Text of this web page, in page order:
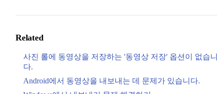
Related
사진 롤에 동영상을 저장하는 '동영상 저장' 옵션이 없습
다.
Android에서 동영상을 내보내는 데 문제가 있습니다.